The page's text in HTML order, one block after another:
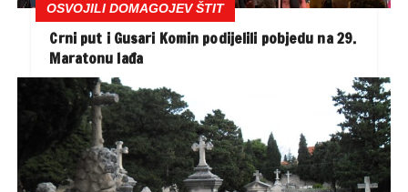
OSVOJILI DOMAGOJEV ŠTIT
Crni put i Gusari Komin podijelili pobjedu na 29.
Maratonu lađa